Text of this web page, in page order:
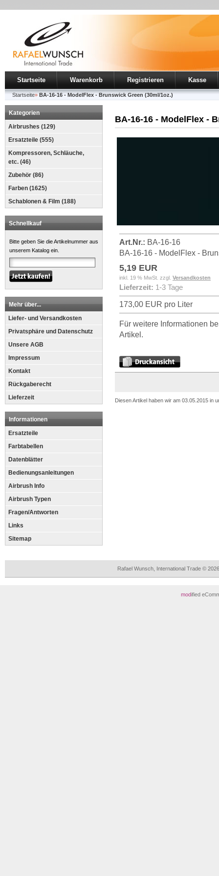
Startseite Warenkorb Registrieren Kasse
Startseite» BA-16-16 - ModelFlex - Brunswick Green (30ml/1oz.)
Kategorien
Airbrushes (129)
Ersatzteile (555)
Kompressoren, Schläuche,
etc. (46)
Zubehör (86)
Farben (1625)
Schablonen & Film (188)
Schnellkauf
Bitte geben Sie die Artikelnummer aus
unserem Katalog ein.
Mehr über...
Liefer- und Versandkosten
Privatsphäre und Datenschutz
Unsere AGB
Impressum
Kontakt
Rückgaberecht
Lieferzeit
Informationen
Ersatzteile
Farbtabellen
Datenblätter
Bedienungsanleitungen
Airbrush Info
Airbrush Typen
Fragen/Antworten
Links
Sitemap
BA-16-16 - ModelFlex -
Art.Nr.: BA-16-16
BA-16-16 - ModelFlex -
5,19 EUR
inkl. 19 % MwSt. zzgl. Versandkosten
Lieferzeit: 1-3 Tage
173,00 EUR pro Liter
Für weitere Informationen
Artikel.
Diesen Artikel haben wir am 03.05.2015 in
Rafael Wunsch, International Trade ©
modified